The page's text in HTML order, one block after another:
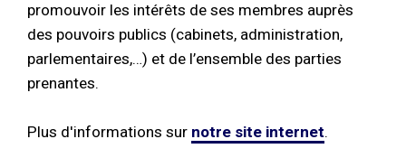
promouvoir les intérêts de ses membres auprès
des pouvoirs publics (cabinets, administration,
parlementaires,…) et de l’ensemble des parties
prenantes.
Plus d'informations sur notre site internet.